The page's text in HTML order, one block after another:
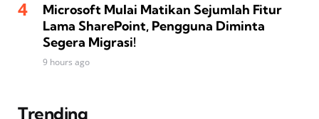
Microsoft Mulai Matikan Sejumlah Fitur
Lama SharePoint, Pengguna Diminta
Segera Migrasi!
9 hours ago
Trending